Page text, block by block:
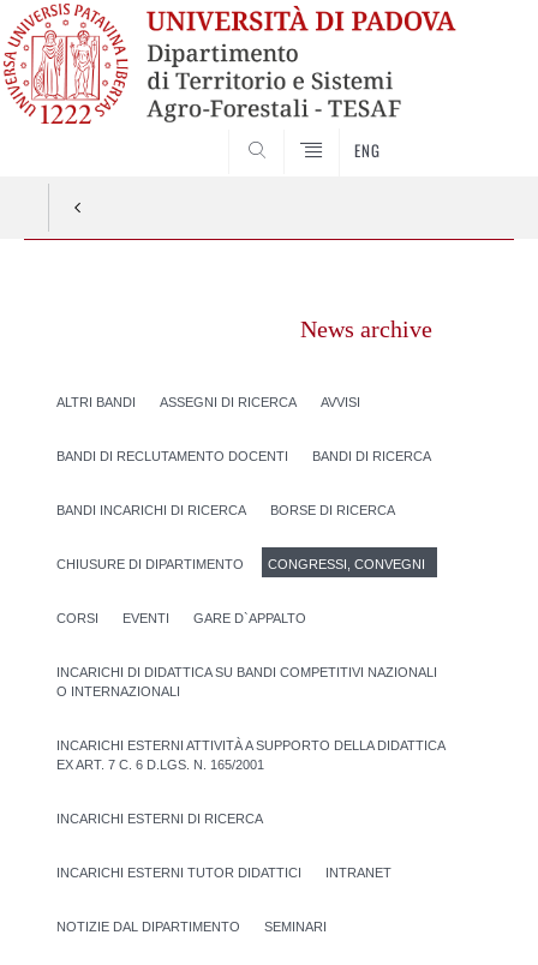
ENG
News archive
ALTRI BANDI ASSEGNI DI RICERCA AVVISI
BANDI DI RECLUTAMENTO DOCENTI BANDI DI RICERCA
BANDI INCARICHI DI RICERCA BORSE DI RICERCA
CHIUSURE DI DIPARTIMENTO CONGRESSI, CONVEGNI
CORSI EVENTI GARE D`APPALTO
INCARICHI DI DIDATTICA SU BANDI COMPETITIVI NAZIONALI
O INTERNAZIONALI
INCARICHI ESTERNI ATTIVITÀ A SUPPORTO DELLA DIDATTICA
EX ART. 7 C. 6 D.LGS. N. 165/2001
INCARICHI ESTERNI DI RICERCA
INCARICHI ESTERNI TUTOR DIDATTICI INTRANET
NOTIZIE DAL DIPARTIMENTO SEMINARI